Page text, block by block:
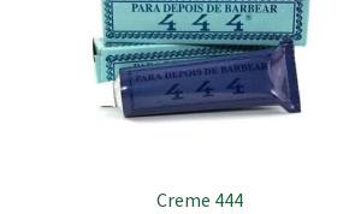
Creme 444